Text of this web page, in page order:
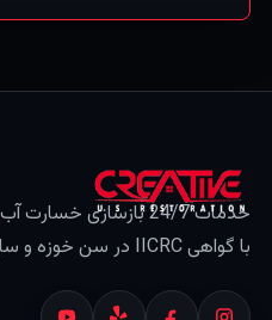
خدمات 24/7 بازسازی
با گواهی IICRC در سن خوزه و ساوت بی.